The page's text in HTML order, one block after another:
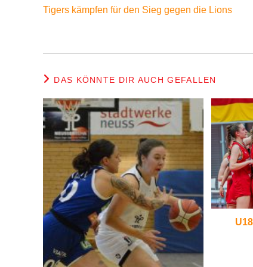
ansehen
Tigers kämpfen für den Sieg gegen die Lions
DAS KÖNNTE DIR AUCH GEFALLEN